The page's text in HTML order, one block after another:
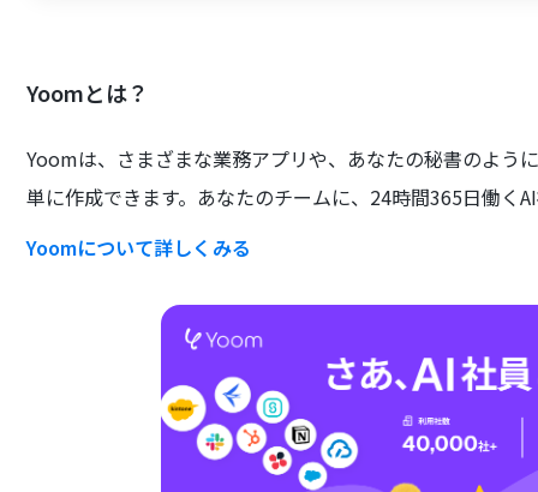
Yoomとは？
Yoomは、さまざまな業務アプリや、あなたの秘書のよう
単に作成できます。あなたのチームに、24時間365日働く
Yoomについて詳しくみる